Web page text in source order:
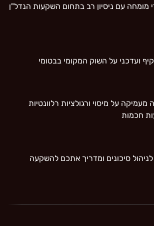
מומחה עם ניסיון רב בתחום השקעות הנדל"ן
ועדכני על השוק המקומי בבטומי
על מיסוי ורגולציות רלוונטיות
חכמות
סיכונים ומדריך אתכם להשקעה